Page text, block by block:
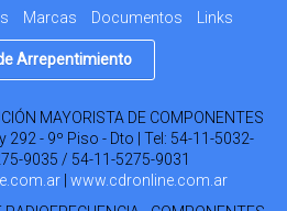
Marcas Documentos Links
Arrepentimiento
MAYORISTA DE COMPONENTES
292 - 9º Piso - Dto | Tel: 54-11-5032-
9035 / 54-11-5275-9031
www.cdronline.com.ar